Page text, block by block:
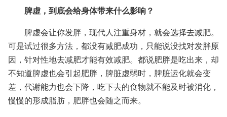
脾虚，到底会给身体带来什么影响？
脾虚会让你发胖，现代人注重身材，就会选择去减肥。
可是试过很多方法，都没有减肥成功，只能说没找对发胖原
因，针对性地去减肥才能有效减肥。都说肥胖是吃出来，却
不知道脾虚也会引起肥胖，脾脏虚弱时，脾脏运化就会变
差，代谢能力也会下降，吃下去的食物就不能及时被消化，
慢慢的形成脂肪，肥胖也会随之而来。